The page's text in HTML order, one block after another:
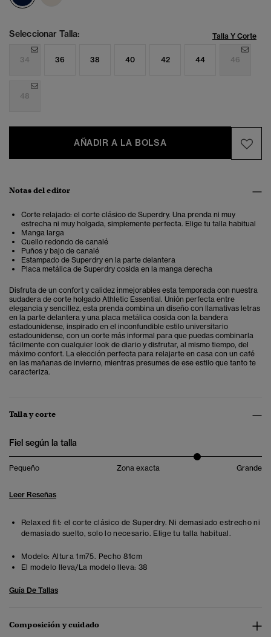
Seleccionar Talla: Talla Y Corte
34 36 38 40 42 44 46
48
AÑADIR A LA BOLSA
Notas del editor
Corte relajado: el corte clásico de Superdry. Una prenda ni muy
estrecha ni muy holgada, simplemente perfecta. Elige tu talla habitual
Manga larga
Cuello redondo de canalé
Puños y bajo de canalé
Estampado de Superdry en la parte delantera
Placa metálica de Superdry cosida en la manga derecha
Disfruta de un confort y calidez inmejorables esta temporada con nuestra
sudadera de corte holgado Athletic Essential. Unión perfecta entre
elegancia y sencillez, esta prenda combina un diseño con llamativas letras
en la parte delantera y una placa metálica cosida con la bandera
estadounidense, inspirado en el inconfundible estilo universitario
estadounidense, con un corte más informal para que puedas combinarla
fácilmente con cualquier look de diario y disfrutar, al mismo tiempo, del
máximo confort. La elección perfecta para relajarte en casa con un café
en las mañanas de invierno, mientras presumes de ese estilo que tanto te
caracteriza.
Talla y corte
Fiel según la talla
Pequeño Zona exacta Grande
Leer Reseñas
Relaxed fit: el corte clásico de Superdry. Ni demasiado estrecho ni
demasiado suelto, solo lo necesario. Elige tu talla habitual.
Modelo: Altura 1m75. Pecho 81cm
El modelo lleva/La modelo lleva: 38
Guía De Tallas
Composición y cuidado